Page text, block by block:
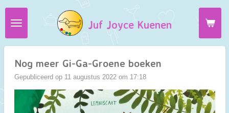
Ga
direct
de
Juf Joyce Kuenen
Nog meer Gi-Ga-Groene boeken
Gepubliceerd op 11 augustus 2022 om 17:18